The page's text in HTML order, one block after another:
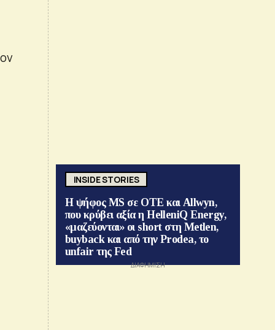
INSIDE STORIES
Η ψήφος MS σε ΟΤΕ και Allwyn,
που κρύβει αξία η HelleniQ Energy,
«μαζεύονται» οι short στη Metlen,
buyback και από την Prodea, το
unfair της Fed